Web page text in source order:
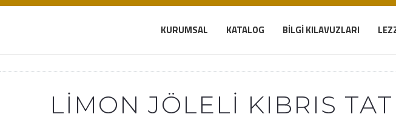
KURUMSAL KATALOG BILGI KILAVUZLARI
LIMON JÖLELI KIBRIS